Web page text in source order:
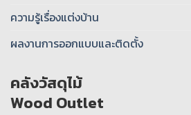
ความรู้เรื่องแต่งบ้าน
ผลงานการออกแบบและติดตั้ง
คลังวัสดุไม้
Wood Outlet